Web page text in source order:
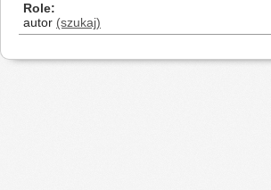
Role
autor (szukaj)